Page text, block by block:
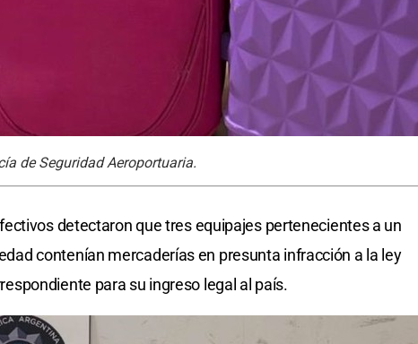
de Seguridad Aeroportuaria.
detectaron que tres equipajes pertenecientes a un
contenían mercaderías en presunta infracción a la ley
para su ingreso legal al país.